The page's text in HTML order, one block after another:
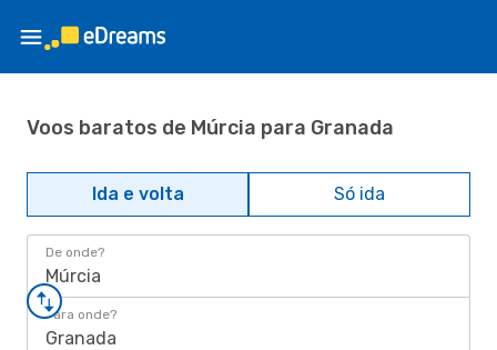
Voos baratos de Múrcia para Granada
Ida e volta Só ida
De onde?
Múrcia
Para onde?
Granada